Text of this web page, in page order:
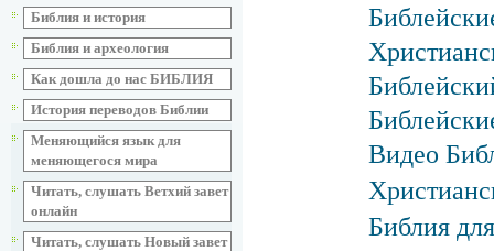
Библия и история
Библия и археология
Как дошла до нас БИБЛИЯ
История переводов Библии
Меняющийся язык для
меняющегося мира
Читать, слушать Ветхий завет
онлайн
Читать, слушать Новый завет
Видео
Библия